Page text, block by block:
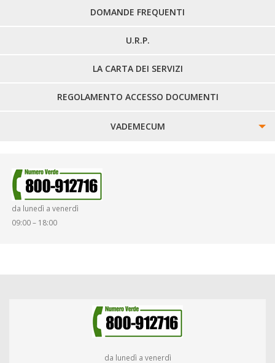
DOMANDE FREQUENTI
U.R.P.
LA CARTA DEI SERVIZI
REGOLAMENTO ACCESSO DOCUMENTI
VADEMECUM
SMARRIMENTO OGGETTI
da lunedì a venerdì
09:00 – 18:00
da lunedì a venerdì